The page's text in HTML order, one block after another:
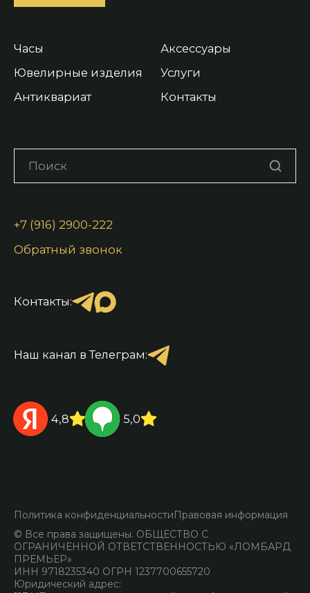
Часы
Ювелирные изделия
Антиквариат
Аксессуары
Услуги
Контакты
+7 (916) 2900-222
Обратный звонок
Контакты:
Наш канал в Телеграм:
4,8 5,0
Политика конфиденциальностиПравовая информация
© Все права защищены. ОБЩЕСТВО С
ОГРАНИЧЕННОЙ ОТВЕТСТВЕННОСТЬЮ «ЛОМБАРД
ПРЕМЬЕР»
ИНН 9718235340 ОГРН 1237700655720
Юридический адрес: